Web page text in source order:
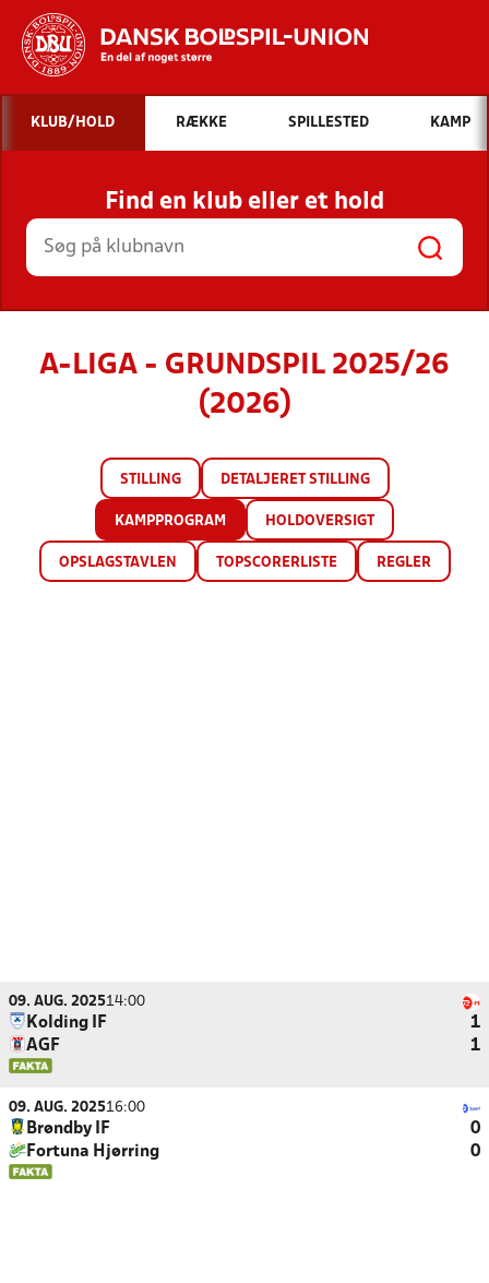
Hvad vil du søge efter?
INDHOLD OG NYHEDER
STILLINGER, RESULTATER, KLUBBER OG
HOLD
KLUB/HOLD RÆKKE SPILLESTED KAMP
Find en klub eller et hold
A-LIGA - GRUNDSPIL 2025/26
(2026)
STILLING DETALJERET STILLING
KAMPPROGRAM HOLDOVERSIGT
OPSLAGSTAVLEN TOPSCORERLISTE REGLER
09. AUG. 202514:00
Kolding IF
1
AGF
1
09. AUG. 202516:00
Brøndby IF
0
Fortuna Hjørring
0